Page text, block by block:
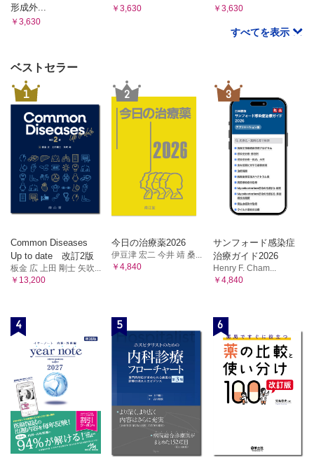
形成外...
￥3,630
￥3,630 ￥3,630
すべてを表示
ベストセラー
1
Common Diseases
Up to date 改訂2版
板金 広 上田 剛士 矢吹...
￥13,200
2
今日の治療薬2026
伊豆津 宏二 今井 靖 桑...
￥4,840
3
サンフォード感染症
治療ガイド2026
Henry F. Cham...
￥4,840
4 5 6